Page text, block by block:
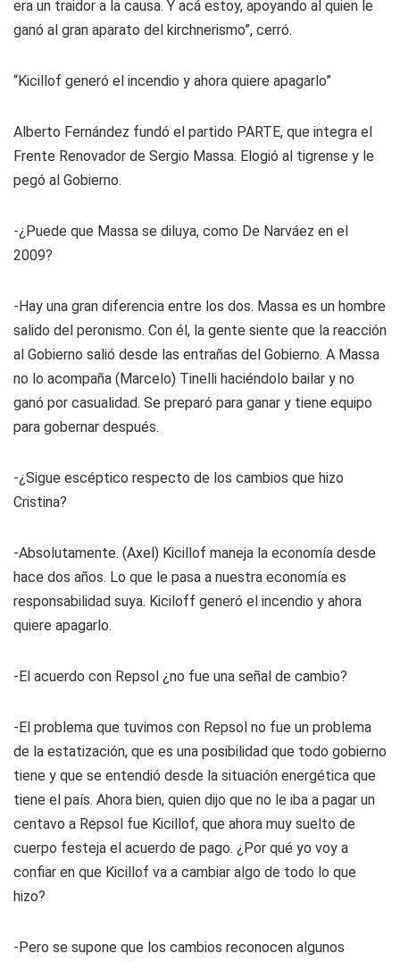
era un traidor a la causa. Y acá estoy, apoyando al quien le
ganó al gran aparato del kirchnerismo”, cerró.
“Kicillof generó el incendio y ahora quiere apagarlo”
Alberto Fernández fundó el partido PARTE, que integra el
Frente Renovador de Sergio Massa. Elogió al tigrense y le
pegó al Gobierno.
-¿Puede que Massa se diluya, como De Narváez en el
2009?
-Hay una gran diferencia entre los dos. Massa es un hombre
salido del peronismo. Con él, la gente siente que la reacción
al Gobierno salió desde las entrañas del Gobierno. A Massa
no lo acompaña (Marcelo) Tinelli haciéndolo bailar y no
ganó por casualidad. Se preparó para ganar y tiene equipo
para gobernar después.
-¿Sigue escéptico respecto de los cambios que hizo
Cristina?
-Absolutamente. (Axel) Kicillof maneja la economía desde
hace dos años. Lo que le pasa a nuestra economía es
responsabilidad suya. Kiciloff generó el incendio y ahora
quiere apagarlo.
-El acuerdo con Repsol ¿no fue una señal de cambio?
-El problema que tuvimos con Repsol no fue un problema
de la estatización, que es una posibilidad que todo gobierno
tiene y que se entendió desde la situación energética que
tiene el país. Ahora bien, quien dijo que no le iba a pagar un
centavo a Repsol fue Kicillof, que ahora muy suelto de
cuerpo festeja el acuerdo de pago. ¿Por qué yo voy a
confiar en que Kicillof va a cambiar algo de todo lo que
hizo?
-Pero se supone que los cambios reconocen algunos